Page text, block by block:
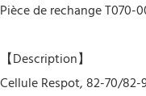
Pièce de rechange
【Description】
Cellule Respot, 82-70/82-